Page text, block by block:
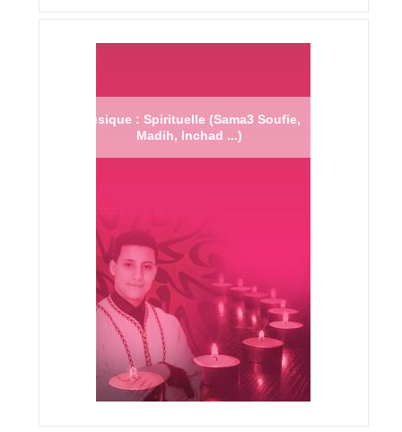
Musique : Spirituelle (Sama3 Soufie,
Madih, Inchad ...)